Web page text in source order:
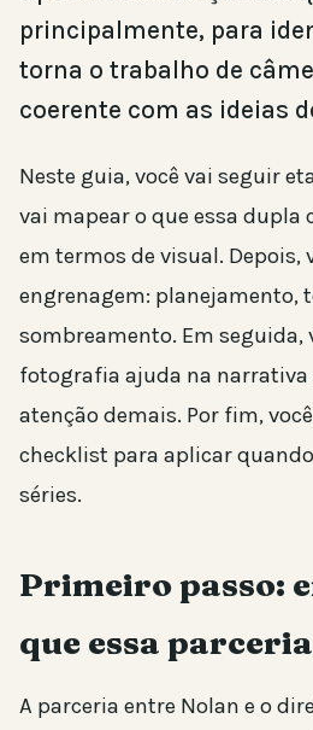
principalmente, para
torna o trabalho de
coerente com as ideias
Neste guia, você vai seguir
vai mapear o que essa
em termos de visual. Depois,
engrenagem: planejamento,
sombreamento. Em seguida,
fotografia ajuda na narrativa
atenção demais. Por fim,
checklist para aplicar
séries.
Primeiro passo:
que essa
A parceria entre Nolan e o